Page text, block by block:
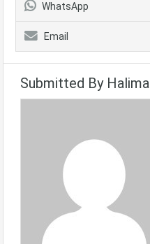
WhatsApp
Email
Submitted By Halima